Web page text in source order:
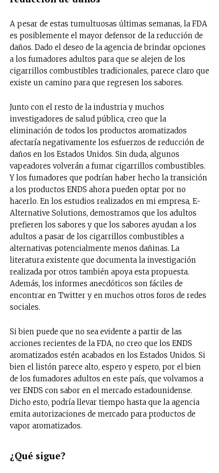
A pesar de estas tumultuosas últimas semanas, la FDA
es posiblemente el mayor defensor de la reducción de
daños. Dado el deseo de la agencia de brindar opciones
a los fumadores adultos para que se alejen de los
cigarrillos combustibles tradicionales, parece claro que
existe un camino para que regresen los sabores.
Junto con el resto de la industria y muchos
investigadores de salud pública, creo que la
eliminación de todos los productos aromatizados
afectaría negativamente los esfuerzos de reducción de
daños en los Estados Unidos. Sin duda, algunos
vapeadores volverán a fumar cigarrillos combustibles.
Y los fumadores que podrían haber hecho la transición
a los productos ENDS ahora pueden optar por no
hacerlo. En los estudios realizados en mi empresa, E-
Alternative Solutions, demostramos que los adultos
prefieren los sabores y que los sabores ayudan a los
adultos a pasar de los cigarrillos combustibles a
alternativas potencialmente menos dañinas. La
literatura existente que documenta la investigación
realizada por otros también apoya esta propuesta.
Además, los informes anecdóticos son fáciles de
encontrar en Twitter y en muchos otros foros de redes
sociales.
Si bien puede que no sea evidente a partir de las
acciones recientes de la FDA, no creo que los ENDS
aromatizados estén acabados en los Estados Unidos. Si
bien el listón parece alto, espero y espero, por el bien
de los fumadores adultos en este país, que volvamos a
ver ENDS con sabor en el mercado estadounidense.
Dicho esto, podría llevar tiempo hasta que la agencia
emita autorizaciones de mercado para productos de
vapor aromatizados.
¿Qué sigue?